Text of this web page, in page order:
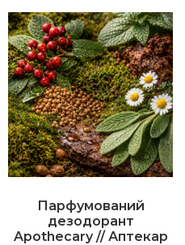
Парфумований
дезодорант
Apothecary // Аптекар